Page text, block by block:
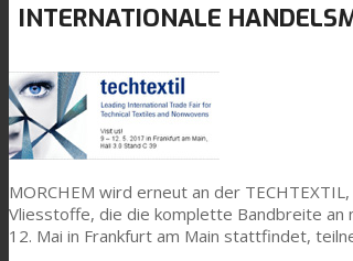
Link zu Youtube
Link zu Mail
Technische Laminate
Textilkaschierung
INTERNATIONALE
MORCHEM wird erneut an der
Vliesstoffe, die die komplette Bandbreite an
12. Mai in Frankfurt am Main stattfindet,